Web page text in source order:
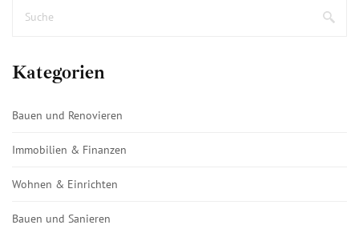
Kategorien
Bauen und Renovieren
Immobilien & Finanzen
Wohnen & Einrichten
Bauen und Sanieren